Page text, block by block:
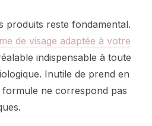
produits reste fondamental.
de visage adaptée à votre
indispensable à toute
Inutile de prend en
ne correspond pas